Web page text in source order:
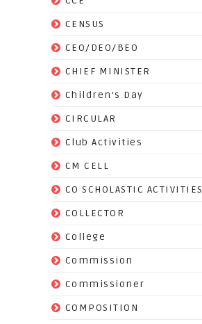
CENSUS
CEO/DEO/BEO
CHIEF MINISTER
Children's Day
CIRCULAR
Club Activities
CM CELL
CO SCHOLASTIC ACTIVITIES
COLLECTOR
College
Commission
Commissioner
COMPOSITION